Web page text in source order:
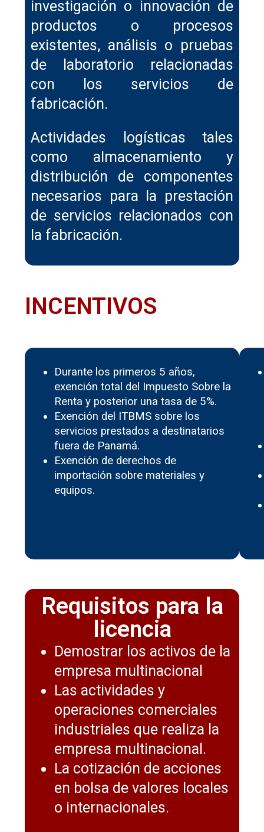
investigación o innovación de
productos o procesos
existentes, análisis o pruebas
de laboratorio relacionadas
con los servicios de
fabricación.
Actividades logísticas tales
como almacenamiento y
distribución de componentes
necesarios para la prestación
de servicios relacionados con
la fabricación.
INCENTIVOS
Durante los primeros 5 años,
exención total del Impuesto Sobre la
Renta y posterior una tasa de 5%.
Exención del ITBMS sobre los
servicios prestados a destinatarios
fuera de Panamá.
Exención de derechos de
importación sobre materiales y
equipos.
Requisitos para la
licencia
Demostrar los activos de la
empresa multinacional
Las actividades y
operaciones comerciales
industriales que realiza la
empresa multinacional.
La cotización de acciones
en bolsa de valores locales
o internacionales.